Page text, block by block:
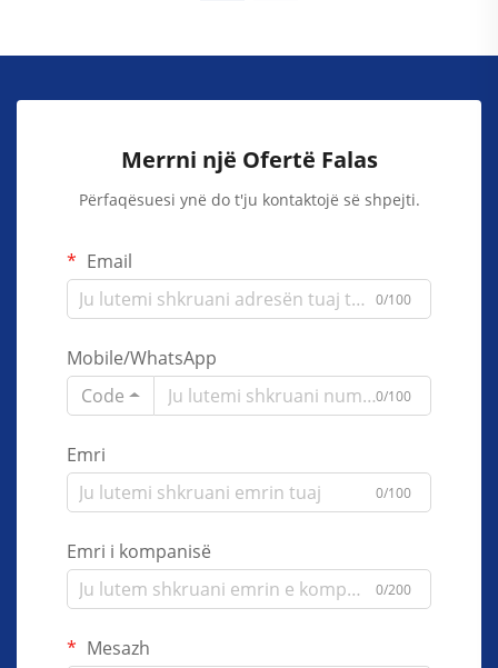
Merrni një Ofertë Falas
Përfaqësuesi ynë do t'ju kontaktojë së shpejti.
Email
0/100
Mobile/WhatsApp
Code
0/100
Emri
0/100
Emri i kompanisë
0/200
Mesazh